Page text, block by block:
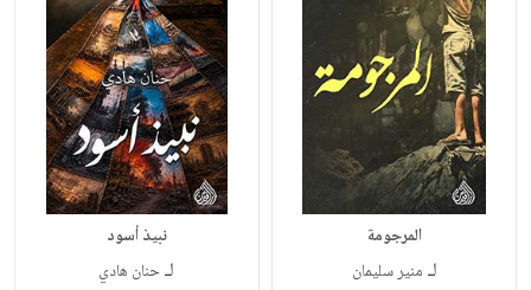
المرجومة
لـ منير سليمان
نبيذ أسود
لـحنان هادي